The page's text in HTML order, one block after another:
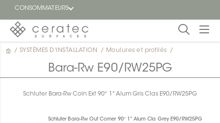
CONSOMMATEURS
En
vedette
un
/ SYSTÈMES D'INSTALLATION / Moulures et profilés /
Bara-Rw E90/RW25PG
Schluter Bara-Rw Coin Ext 90° 1" Alum Gris Clas E90/RW25PG
Schluter Bara-Rw Out Corner 90° 1" Alum Cla Grey E90/RW25PG